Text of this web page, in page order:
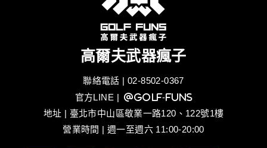
高爾夫武器瘋子
聯絡電話 | 02-8502-0367
官方LINE | @golf-funs
地址 | 臺北市中山區敬業一路120、122號1樓
營業時間 | 週一至週六 11:00-20:00